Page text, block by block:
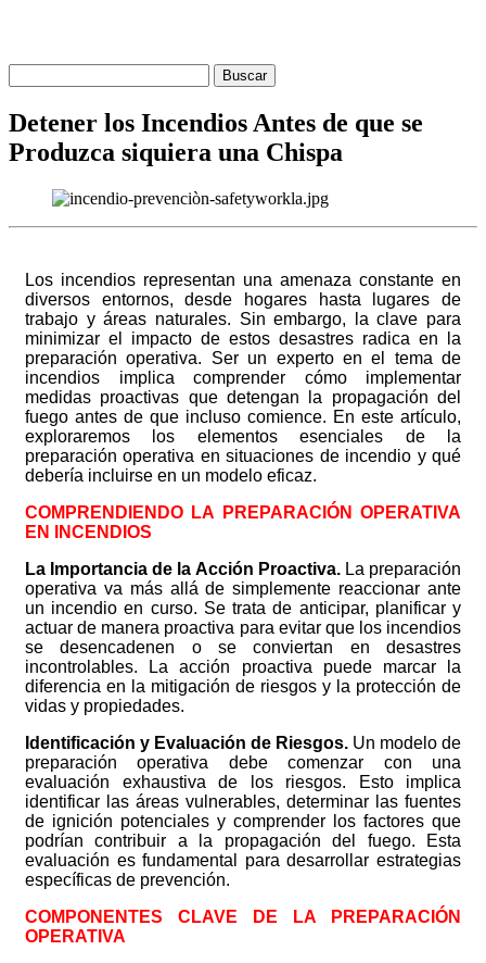
Buscar
Detener los Incendios Antes de que se
Produzca siquiera una Chispa
Los incendios representan una amenaza constante en
diversos entornos, desde hogares hasta lugares de
trabajo y áreas naturales. Sin embargo, la clave para
minimizar el impacto de estos desastres radica en la
preparación operativa. Ser un experto en el tema de
incendios implica comprender cómo implementar
medidas proactivas que detengan la propagación del
fuego antes de que incluso comience. En este artículo,
exploraremos los elementos esenciales de la
preparación operativa en situaciones de incendio y qué
debería incluirse en un modelo eficaz.
COMPRENDIENDO LA PREPARACIÓN OPERATIVA
EN INCENDIOS
La Importancia de la Acción Proactiva. La preparación
operativa va más allá de simplemente reaccionar ante
un incendio en curso. Se trata de anticipar, planificar y
actuar de manera proactiva para evitar que los incendios
se desencadenen o se conviertan en desastres
incontrolables. La acción proactiva puede marcar la
diferencia en la mitigación de riesgos y la protección de
vidas y propiedades.
Identificación y Evaluación de Riesgos. Un modelo de
preparación operativa debe comenzar con una
evaluación exhaustiva de los riesgos. Esto implica
identificar las áreas vulnerables, determinar las fuentes
de ignición potenciales y comprender los factores que
podrían contribuir a la propagación del fuego. Esta
evaluación es fundamental para desarrollar estrategias
específicas de prevención.
COMPONENTES CLAVE DE LA PREPARACIÓN
OPERATIVA